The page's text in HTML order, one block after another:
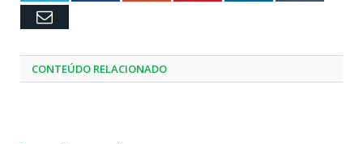
Email
CONTEÚDO RELACIONADO